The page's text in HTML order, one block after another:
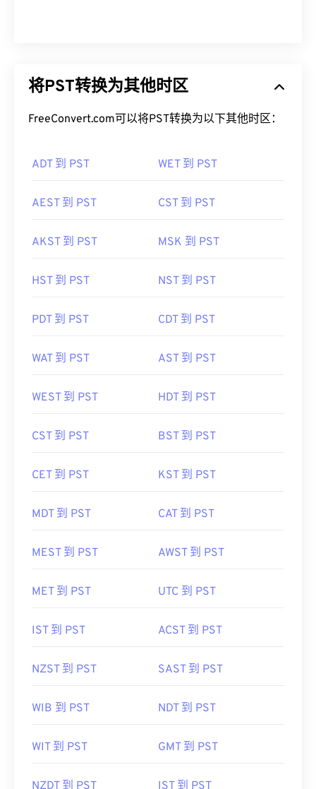
将PST转换为其他时区
FreeConvert.com可以将PST转换为以下其他时区：
ADT 到 PST WET 到 PST
AEST 到 PST CST 到 PST
AKST 到 PST MSK 到 PST
HST 到 PST NST 到 PST
PDT 到 PST CDT 到 PST
WAT 到 PST AST 到 PST
WEST 到 PST HDT 到 PST
CST 到 PST BST 到 PST
CET 到 PST KST 到 PST
MDT 到 PST CAT 到 PST
MEST 到 PST AWST 到 PST
MET 到 PST UTC 到 PST
IST 到 PST ACST 到 PST
NZST 到 PST SAST 到 PST
WIB 到 PST NDT 到 PST
WIT 到 PST GMT 到 PST
NZDT 到 PST IST 到 PST